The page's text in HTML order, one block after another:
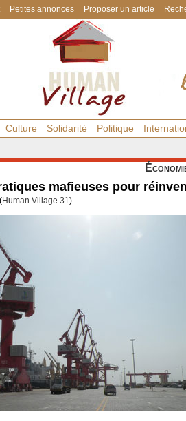
Petites annonces Proposer un article
Culture Solidarité Politique
mafieuses pour
Human Village 31).